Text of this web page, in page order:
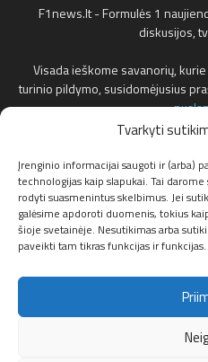
Tvarkyti
Įrenginio informacijai saugoti ir (arba)
technologijas kaip slapukai. Tai
rodyti suasmenintus skelbimus. Jei
galėsime apdoroti duomenis, tokius
šioje svetainėje. Nesutikimas arba
paveikti tam tikras funkcijas ir funkcijas.
F1news.lt - Formulės 1
diskusijos,
Visada ieškome savanorių,
turinio pildymo, susidomėjusius
Susisiekite: